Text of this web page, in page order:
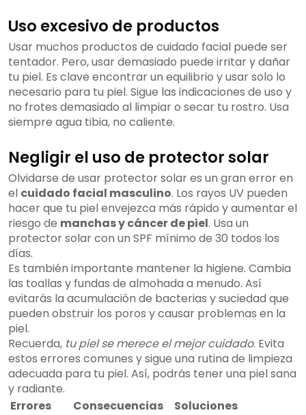
Uso excesivo de productos
Usar muchos productos de cuidado facial puede ser
tentador. Pero, usar demasiado puede irritar y dañar
tu piel. Es clave encontrar un equilibrio y usar solo lo
necesario para tu piel. Sigue las indicaciones de uso y
no frotes demasiado al limpiar o secar tu rostro. Usa
siempre agua tibia, no caliente.
Negligir el uso de protector solar
Olvidarse de usar protector solar es un gran error en
el cuidado facial masculino. Los rayos UV pueden
hacer que tu piel envejezca más rápido y aumentar el
riesgo de manchas y cáncer de piel. Usa un
protector solar con un SPF mínimo de 30 todos los
días.
Es también importante mantener la higiene. Cambia
las toallas y fundas de almohada a menudo. Así
evitarás la acumulación de bacterias y suciedad que
pueden obstruir los poros y causar problemas en la
piel.
Recuerda, tu piel se merece el mejor cuidado. Evita
estos errores comunes y sigue una rutina de limpieza
adecuada para tu piel. Así, podrás tener una piel sana
y radiante.
Errores
Consecuencias
Soluciones